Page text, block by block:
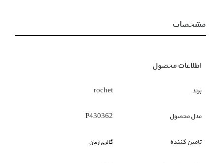
مشخصات
اطلاعات محصول
برند rochet
مدل محصول P430362
تامین کننده گالری‌آرمان